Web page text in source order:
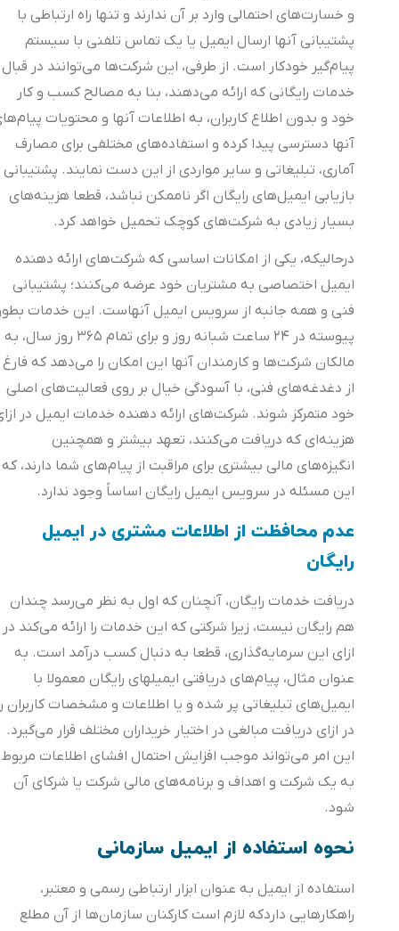
و خسارت‌های احتمالی وارد بر آن ندارند و تنها راه ارتباطی با
پشتیبانی آنها ارسال ایمیل یا یک تماس تلفنی با سیستم
پیام‌گیر خودکار است. از طرفی، این شرکت‌ها می‌توانند در قبال
خدمات رایگانی که ارائه می‌دهند، بنا به مصالح کسب و کار
خود و بدون اطلاع کاربران، به اطلاعات آنها و محتویات پیام‌های
آنها دسترسی پیدا کرده و استفاده‌های مختلفی برای مصارف
آماری، تبلیغاتی و سایر مواردی از این دست نمایند. پشتیبانی و
بازیابی ایمیل‌های رایگان اگر ناممکن نباشد، قطعا هزینه‌های
بسیار زیادی به شرکت‌های کوچک تحمیل خواهد کرد.
درحالیکه، یکی از امکانات اساسی که شرکت‌های ارائه دهنده
ایمیل اختصاصی به مشتریان خود عرضه می‌کنند؛ پشتیبانی
فنی و همه جانبه از سرویس ایمیل آنهاست. این خدمات بطور
پیوسته در ۲۴ ساعت شبانه روز و برای تمام ۳۶۵ روز سال، به
مالکان شرکت‌ها و کارمندان آنها این امکان را می‌دهد که فارغ
از دغدغه‌های فنی، با آسودگی خیال بر روی فعالیت‌های اصلی
خود متمرکز شوند. شرکت‌های ارائه دهنده خدمات ایمیل در ازای
هزینه‌ای که دریافت می‌کنند، تعهد بیشتر و همچنین
انگیزه‌های مالی بیشتری برای مراقبت از پیام‌های شما دارند، که
این مسئله در سرویس ایمیل رایگان اساساً وجود ندارد.
عدم محافظت از اطلاعات مشتری در ایمیل
رایگان
دریافت خدمات رایگان، آنچنان که اول به نظر می‌رسد چندان
هم رایگان نیست، زیرا شرکتی که این خدمات را ارائه می‌کند در
ازای این سرمایه‌گذاری، قطعا به دنبال کسب درآمد است. به
عنوان مثال، پیام‌های دریافتی ایمیل‎های رایگان معمولا با
ایمیل‌های تبلیغاتی پر شده و یا اطلاعات و مشخصات کاربران را
در ازای دریافت مبالغی در اختیار خریداران مختلف قرار می‌گیرد.
این امر می‌تواند موجب افزایش احتمال افشای اطلاعات مربوط
به یک شرکت و اهداف و برنامه‌های مالی شرکت یا شرکای آن
شود.
نحوه استفاده از ایمیل سازمانی
استفاده از ایمیل به عنوان ابزار ارتباطی رسمی و معتبر،
راهکارهایی داردکه لازم است کارکنان سازمان‌ها از آن مطلع